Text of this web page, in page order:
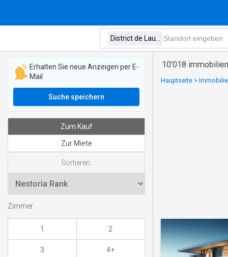
10’018
Hauptseite >
Erhalten Sie neue Anzeigen per E-
Mail
Suche speichern
Zum Kauf
Zur Miete
Sortieren:
Zimmer
1 2
3 4+